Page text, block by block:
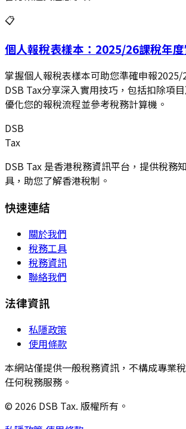
📋
個人報稅表樣本：2025/26課稅年
掌握個人報稅表樣本可助您準確申報2025/
DSB Tax分享深入實用技巧，包括扣除項
優化您的報稅流程並參考稅務計算機。
DSB
Tax
DSB Tax 是香港稅務資訊平台，提供稅務
具，助您了解香港稅制。
快速連結
關於我們
稅務工具
稅務資訊
聯絡我們
法律資訊
私隱政策
使用條款
本網站僅提供一般稅務資訊，不構成專業
任何稅務服務。
© 2026 DSB Tax. 版權所有。